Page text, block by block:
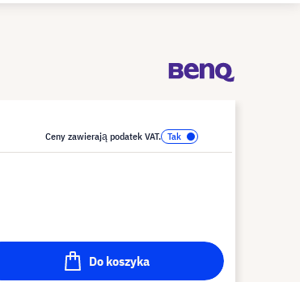
Ceny zawierają podatek VAT.
Do koszyka